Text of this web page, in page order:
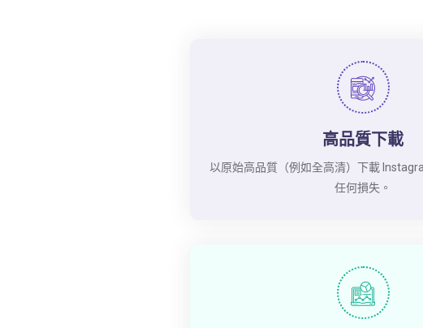
高品質下載
以原始高品質（例如全高清）下載
任何損失。